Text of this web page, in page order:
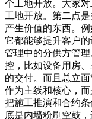
个工地开放。大家
工地开放。第二点
产生价值的东西。
它都能够提升客户
管理中的分供方管
控，比如设备用房
的交付。而且总立
作为主线和核心，
把施工推演和合约
底是内墙粉刷空鼓